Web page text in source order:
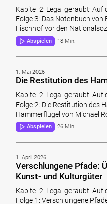
Kapitel 2: Legal geraubt: Auf
Folge 3: Das Notenbuch von
Fischhof vor den
Abspielen 18 Min.
1. Mai 2026
Die Restitution des
Kapitel 2: Legal geraubt: Auf
Folge 2: Die Restitution des
Hammerflügel von Michael
Abspielen 26 Min.
1. April 2026
Verschlungene Pfade:
Kunst- und Kulturgüter
Kapitel 2: Legal geraubt: Auf
Folge 1: Verschlungene